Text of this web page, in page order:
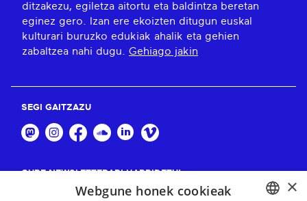
ditzakezu, egiletza aitortu eta baldintza beretan
eginez gero. Izan ere ekoizten ditugun euskal
kulturari buruzko edukiak ahalik eta gehien
zabaltzea nahi dugu. Gehiago jakin
SEGI GAITZAZU
GURE NEWSLETTERARI HARPIDETU!
×
Webgune honek cookieak